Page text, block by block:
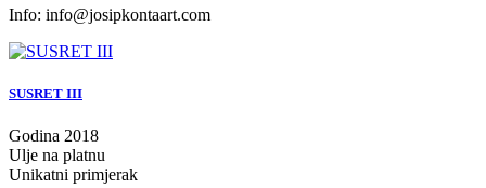
Info: info@josipkontaart.com
SUSRET III
Godina 2018
Ulje na platnu
Unikatni primjerak